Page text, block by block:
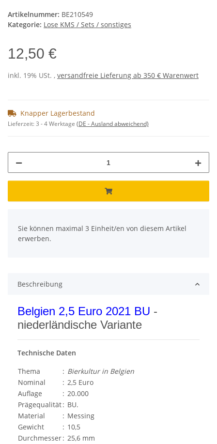
Artikelnummer: BE210549
Kategorie: Lose KMS / Sets / sonstiges
12,50 €
inkl. 19% USt. , versandfreie Lieferung ab 350 € Warenwert
Knapper Lagerbestand
Lieferzeit:3 - 4 Werktage (DE - Ausland abweichend)
Sie können maximal 3 Einheit/en von diesem Artikel
erwerben.
Beschreibung
Belgien 2,5 Euro 2021 BU -
niederländische Variante
Technische Daten
Thema
: Bierkultur in Belgien
Nominal
: 2,5 Euro
Auflage
: 20.000
Prägequalität: BU.
Material
: Messing
Gewicht
: 10,5
Durchmesser: 25,6 mm